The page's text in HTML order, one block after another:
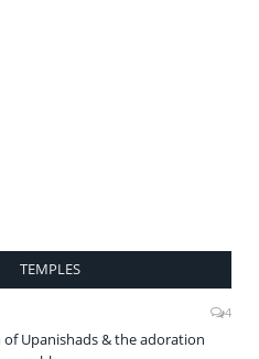
TEMPLES
4
of Upanishads & the adoration